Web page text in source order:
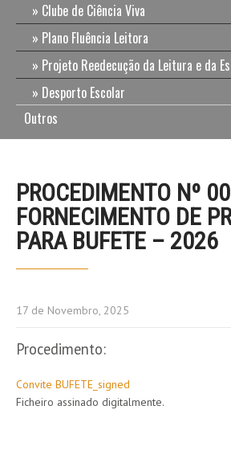
Clube de Ciência Viva
Plano Fluência Leitora
Projeto Reedecução da Leitura e da
Desporto Escolar
Outros
PROCEDIMENTO Nº
FORNECIMENTO DE
PARA BUFETE – 2026
17 de Novembro, 2025
Procedimento:
Convite BUFETE_signed
Ficheiro assinado digitalmente.